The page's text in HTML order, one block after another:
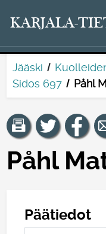
KARJALA-
Jääski
Sidos 697
Påhl
Påhl
Päätiedot